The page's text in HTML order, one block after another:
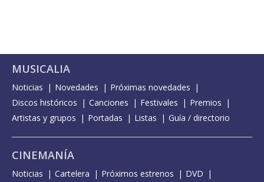
MUSICALIA
Noticias Novedades
Próximas novedades
Discos históricos
Canciones Festivales
Premios
Artistas y grupos
Portadas Listas Guía / directorio
CINEMANÍA
Noticias Cartelera Próximos estrenos
DVD